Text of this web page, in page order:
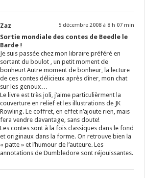
Zaz 5 décembre 2008 à 8 h 07 min
Sortie mondiale des contes de Beedle le
Barde !
Je suis passée chez mon libraire préféré en
sortant du boulot , un petit moment de
bonheur! Autre moment de bonheur, la lecture
de ces contes délicieux après dîner, mon chat
sur les genoux…
Le livre est très joli, j’aime particulièrment la
couverture en relief et les illustrations de JK
Rowling. Le coffret, en effet n’ajoute rien, mais
fera vendre davantage, sans doute!
Les contes sont à la fois classiques dans le fond
et originaux dans la forme. On retrouve bien la
« patte » et l’humour de l’auteure. Les
annotations de Dumbledore sont réjouissantes.